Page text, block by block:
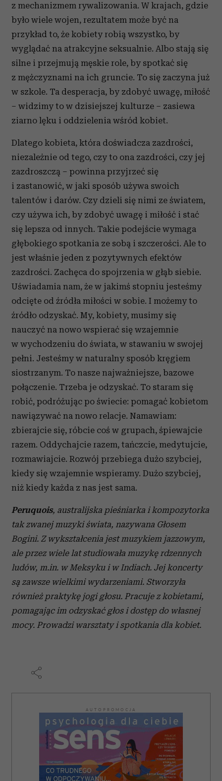
z mechanizmem rywalizowania. W krajach, gdzie
było wiele wojen, rezultatem może być na
przykład to, że kobiety robią wszystko, by
wyglądać na atrakcyjne seksualnie. Albo stają się
silne i przejmują męskie role, by spotkać się
z mężczyznami na ich gruncie. To się zaczyna już
w szkole. Ta desperacja, by zdobyć uwagę, miłość
– widzimy to w dzisiejszej kulturze – zasiewa
ziarno lęku i oddzielenia wśród kobiet.
Dlatego kobieta, która doświadcza zazdrości,
niezależnie od tego, czy to ona zazdrości, czy jej
zazdroszczą – powinna przyjrzeć się
i zastanowić, w jaki sposób używa swoich
talentów i darów. Czy dzieli się nimi ze światem,
czy używa ich, by zdobyć uwagę i miłość i stać
się lepsza od innych. Takie podejście wymaga
głębokiego spotkania ze sobą i szczerości. Ale to
jest właśnie jeden z pozytywnych efektów
zazdrości. Zachęca do spojrzenia w głąb siebie.
Uświadamia nam, że w jakimś stopniu jesteśmy
odcięte od źródła miłości w sobie. I możemy to
źródło odzyskać. My, kobiety, musimy się
nauczyć na nowo wspierać się wzajemnie
w wychodzeniu do świata, w stawaniu w swojej
pełni. Jesteśmy w naturalny sposób kręgiem
siostrzanym. To nasze najważniejsze, bazowe
połączenie. Trzeba je odzyskać. To staram się
robić, podróżując po świecie: pomagać kobietom
nawiązywać na nowo relacje. Namawiam:
zbierajcie się, róbcie coś w grupach, śpiewajcie
razem. Oddychajcie razem, tańczcie, medytujcie,
rozmawiajcie. Rozwój przebiega dużo szybciej,
kiedy się wzajemnie wspieramy. Dużo szybciej,
niż kiedy każda z nas jest sama.
Peruquois, australijska pieśniarka i kompozytorka
tak zwanej muzyki świata, nazywana Głosem
Bogini. Z wykształcenia jest muzykiem jazzowym,
ale przez wiele lat studiowała muzykę rdzennych
ludów, m.in. w Meksyku i w Indiach. Jej koncerty
są zawsze wielkimi wydarzeniami. Stworzyła
również praktykę jogi głosu. Pracuje z kobietami,
pomagając im odzyskać głos i dostęp do własnej
mocy. Prowadzi warsztaty i spotkania dla kobiet.
AUTOPROMOCJA